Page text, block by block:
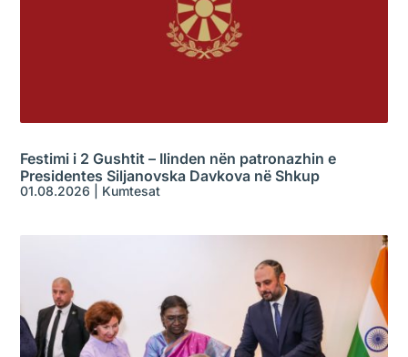
Festimi i 2 Gushtit – Ilinden nën patronazhin e
Presidentes Siljanovska Davkova në Shkup
01.08.2026 Kumtesat